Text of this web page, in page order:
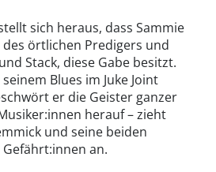
sich heraus, dass Sammie
des örtlichen Predigers und
Stack, diese Gabe besitzt.
Blues im Juke Joint
er die Geister ganzer
herauf – zieht
und seine beiden
an.